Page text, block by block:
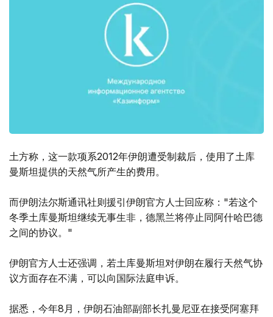
土方称，这一款项系2012年伊朗遭受制裁后，使用了土库
曼斯坦提供的天然气所产生的费用。
而伊朗法尔斯通讯社则援引伊朗官方人士回应称："若这个
冬季土库曼斯坦继续无事生非，德黑兰将停止同阿什哈巴德
之间的协议。"
伊朗官方人士还强调，若土库曼斯坦对伊朗在履行天然气协
议方面存在不满，可以向国际法庭申诉。
据悉，今年8月，伊朗石油部副部长扎曼尼亚在接受阿塞拜